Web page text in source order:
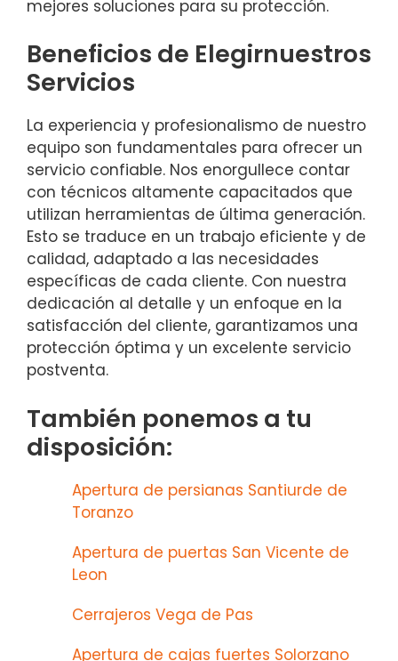
mejores soluciones para su protección.
Beneficios de Elegirnuestros
Servicios
La experiencia y profesionalismo de nuestro
equipo son fundamentales para ofrecer un
servicio confiable. Nos enorgullece contar
con técnicos altamente capacitados que
utilizan herramientas de última generación.
Esto se traduce en un trabajo eficiente y de
calidad, adaptado a las necesidades
específicas de cada cliente. Con nuestra
dedicación al detalle y un enfoque en la
satisfacción del cliente, garantizamos una
protección óptima y un excelente servicio
postventa.
También ponemos a tu
disposición:
Apertura de persianas Santiurde de
Toranzo
Apertura de puertas San Vicente de
Leon
Cerrajeros Vega de Pas
Apertura de cajas fuertes Solorzano